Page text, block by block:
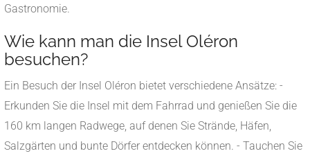
Gastronomie.
Wie kann man die Insel Oléron
besuchen?
Ein Besuch der Insel Oléron bietet verschiedene Ansätze: -
Erkunden Sie die Insel mit dem Fahrrad und genießen Sie die
160 km langen Radwege, auf denen Sie Strände, Häfen,
Salzgärten und bunte Dörfer entdecken können. - Tauchen Sie